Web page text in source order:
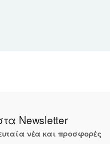
Newsletter
νέα και προσφορές